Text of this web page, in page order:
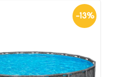
-13%